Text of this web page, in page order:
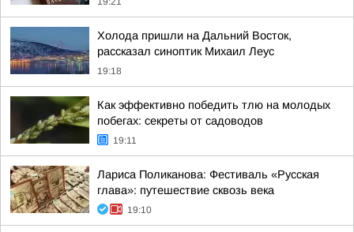
Холода пришли на Дальний Восток,
рассказал синоптик Михаил Леус
19:18
Как эффективно победить тлю на молодых
побегах: секреты от садоводов
19:11
Лариса Поликанова: Фестиваль «Русская
глава»: путешествие сквозь века
19:10